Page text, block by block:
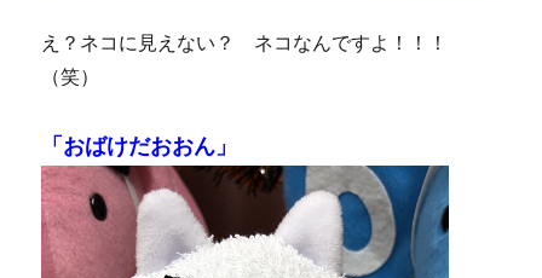
え？ネコに見えない？ ネコなんですよ！！！
（笑）
「おばけだおおん」